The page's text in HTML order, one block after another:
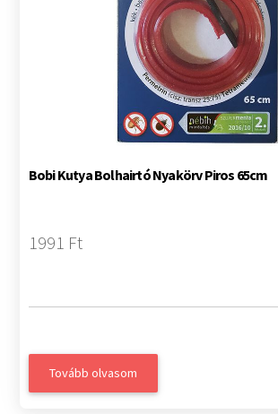
Bobi Kutya Bolhairtó Nyakörv Piros 65cm
1991 Ft
Tovább olvasom